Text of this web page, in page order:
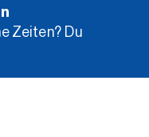
Zeiten? Du